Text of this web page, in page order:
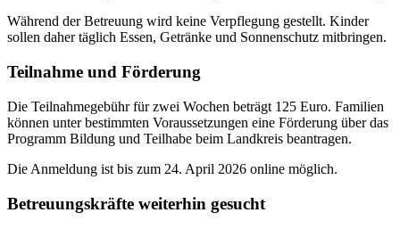
Während der Betreuung wird keine Verpflegung gestellt. Kinder
sollen daher täglich Essen, Getränke und Sonnenschutz mitbringen.
Teilnahme und Förderung
Die Teilnahmegebühr für zwei Wochen beträgt 125 Euro. Familien
können unter bestimmten Voraussetzungen eine Förderung über das
Programm Bildung und Teilhabe beim Landkreis beantragen.
Die Anmeldung ist bis zum 24. April 2026 online möglich.
Betreuungskräfte weiterhin gesucht